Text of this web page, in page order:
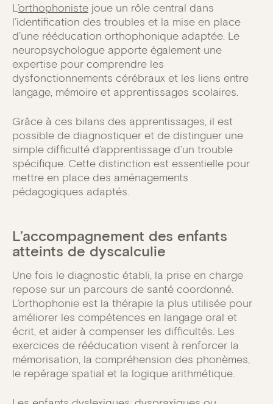
L’orthophoniste joue un rôle central dans
l’identification des troubles et la mise en place
d’une rééducation orthophonique adaptée. Le
neuropsychologue apporte également une
expertise pour comprendre les
dysfonctionnements cérébraux et les liens entre
langage, mémoire et apprentissages scolaires.
Grâce à ces bilans des apprentissages, il est
possible de diagnostiquer et de distinguer une
simple difficulté d’apprentissage d’un trouble
spécifique. Cette distinction est essentielle pour
mettre en place des aménagements
pédagogiques adaptés.
L’accompagnement des enfants
atteints de dyscalculie
Une fois le diagnostic établi, la prise en charge
repose sur un parcours de santé coordonné.
L’orthophonie est la thérapie la plus utilisée pour
améliorer les compétences en langage oral et
écrit, et aider à compenser les difficultés. Les
exercices de rééducation visent à renforcer la
mémorisation, la compréhension des phonèmes,
le repérage spatial et la logique arithmétique.